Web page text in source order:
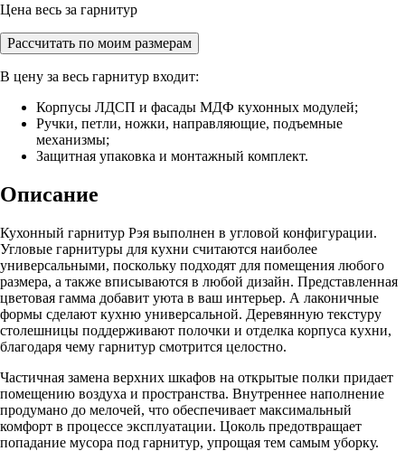
Цена весь за гарнитур
Рассчитать по моим размерам
В цену за весь гарнитур входит:
Корпусы ЛДСП и фасады МДФ кухонных модулей;
Ручки, петли, ножки, направляющие, подъемные
механизмы;
Защитная упаковка и монтажный комплект.
Описание
Кухонный гарнитур Рэя выполнен в угловой конфигурации.
Угловые гарнитуры для кухни считаются наиболее
универсальными, поскольку подходят для помещения любого
размера, а также вписываются в любой дизайн. Представленная
цветовая гамма добавит уюта в ваш интерьер. А лаконичные
формы сделают кухню универсальной. Деревянную текстуру
столешницы поддерживают полочки и отделка корпуса кухни,
благодаря чему гарнитур смотрится целостно.
Частичная замена верхних шкафов на открытые полки придает
помещению воздуха и пространства. Внутреннее наполнение
продумано до мелочей, что обеспечивает максимальный
комфорт в процессе эксплуатации. Цоколь предотвращает
попадание мусора под гарнитур, упрощая тем самым уборку.